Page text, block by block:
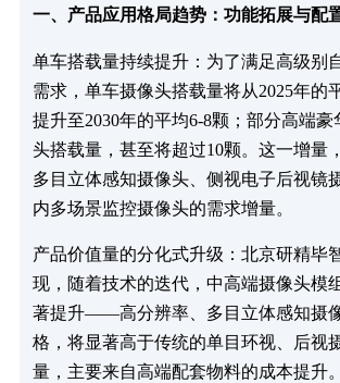
一、产品应用格局趋势：功能拓展与配
单车搭载量持续提升：为了满足高级别
需求，单车摄像头搭载量将从2025年的
提升至2030年的平均6-8颗；部分高端豪
头搭载量，甚至将超过10颗。这一增量
多目立体感知摄像头、侧视电子后视镜
内多场景监控摄像头的需求增量。
产品价值量的分化式升级：北京研精毕
现，随着技术的迭代，中高端摄像头模
著提升——高分辨率、多目立体感知摄
格，将显著高于传统的单目环视、后视
量，主要来自高端配套物料的成本提升